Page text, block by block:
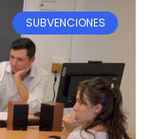
SUBVENCIONES